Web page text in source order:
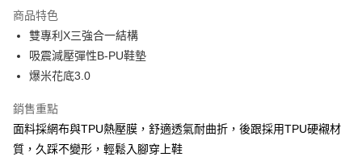
每筆NT$80，滿NT$699(含以上)免運費
商品特色
雙專利X三強合一結構
吸震減壓彈性B-PU鞋墊
爆米花底3.0
銷售重點
面料採網布與TPU熱壓膜，舒適透氣耐曲折，後跟採用TPU硬襯材
質，久踩不變形，輕鬆入腳穿上鞋